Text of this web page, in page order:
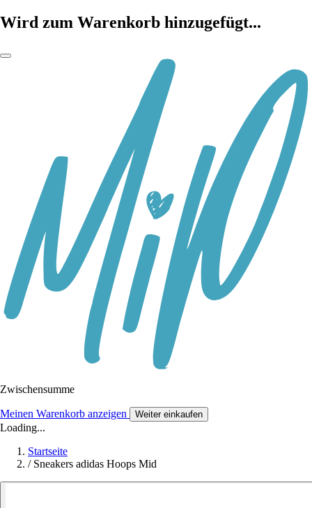
Wird zum Warenkorb hinzugefügt...
Zwischensumme
Meinen Warenkorb anzeigen Weiter einkaufen
Loading...
Startseite
/ Sneakers adidas Hoops Mid